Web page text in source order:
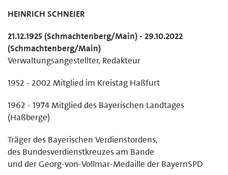
HEINRICH SCHNEIER
21.12.1925 (Schmachtenberg/Main) - 29.10.2022
(Schmachtenberg/Main)
Verwaltungsangestellter, Redakteur
1952 - 2002 Mitglied im Kreistag Haßfurt
1962 - 1974 Mitglied des Bayerischen Landtages
(Haßberge)
Träger des Bayerischen Verdienstordens,
des Bundesverdienstkreuzes am Bande
und der Georg-von-Vollmar-Medaille der BayernSPD